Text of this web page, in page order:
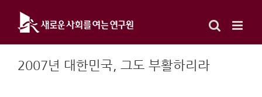
content
2007년 대한민국, 그도 부활하리라